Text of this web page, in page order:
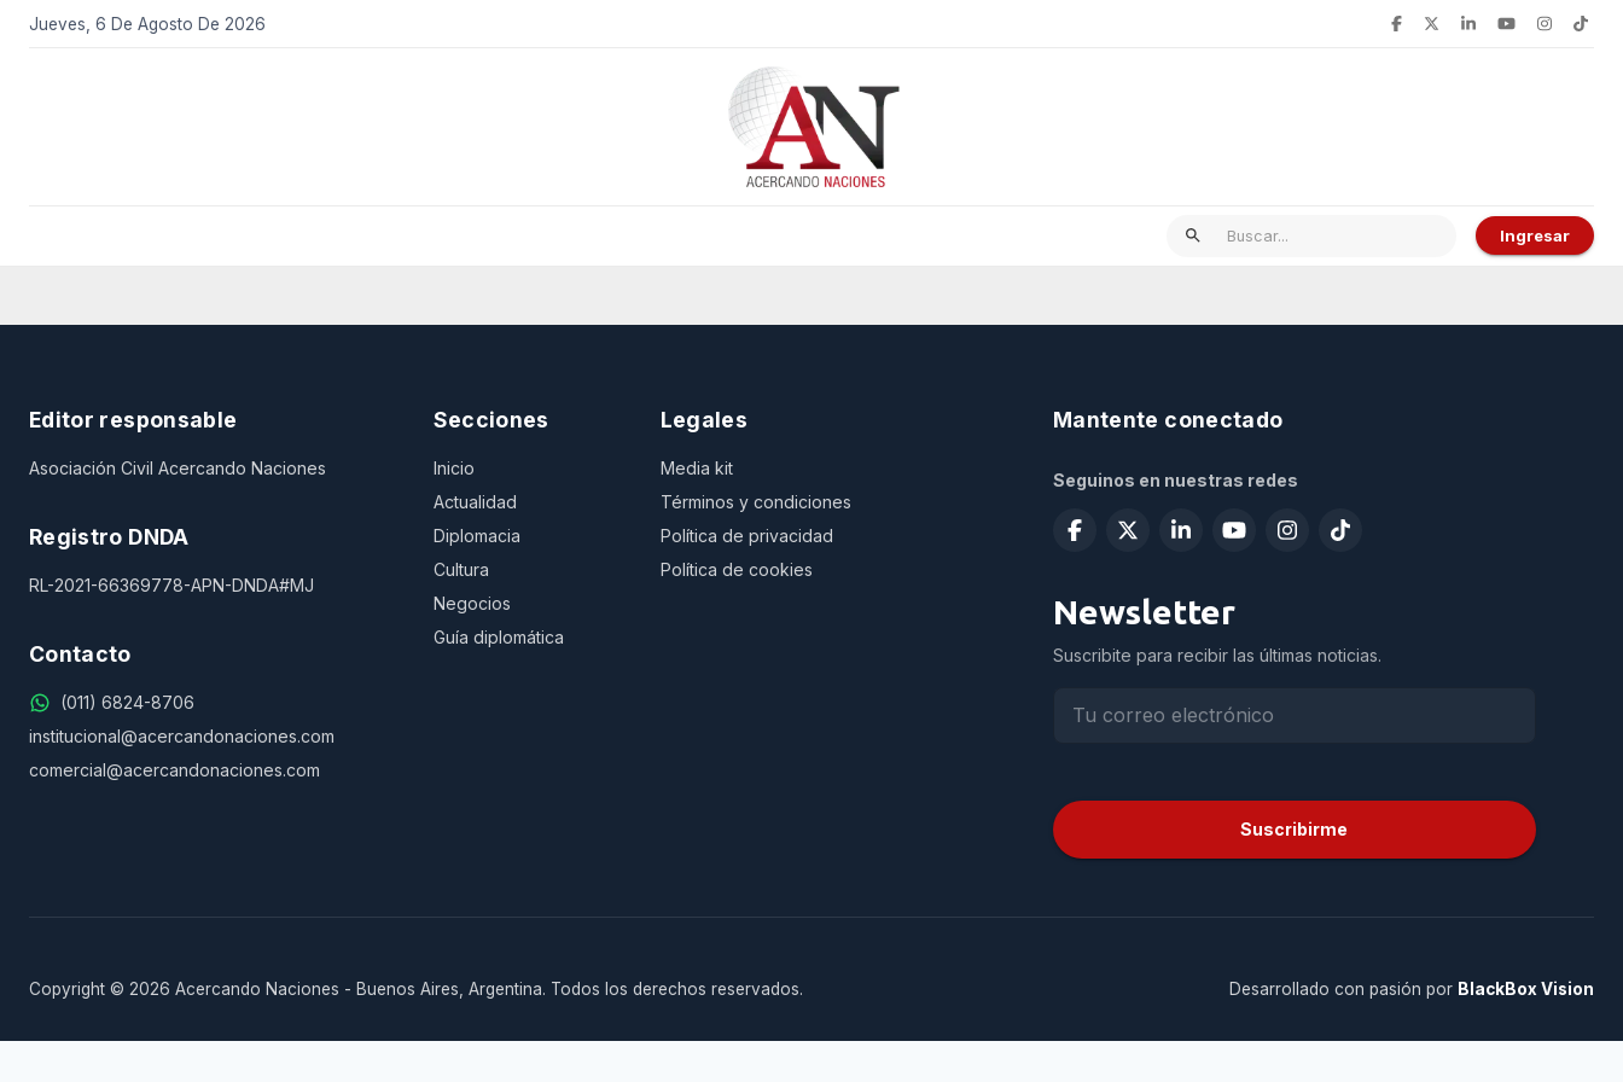
Jueves, 6 De Agosto De 2026
Ingresar
Editor responsable
Asociación Civil Acercando Naciones
Registro DNDA
RL-2021-66369778-APN-DNDA#MJ
Contacto
(011) 6824-8706
institucional@acercandonaciones.com
comercial@acercandonaciones.com
Secciones
Inicio
Actualidad
Diplomacia
Cultura
Negocios
Guía diplomática
Legales
Media kit
Términos y condiciones
Política de privacidad
Política de cookies
Mantente conectado
Seguinos en nuestras redes
Newsletter
Suscribite para recibir las últimas noticias.
Suscribirme
Copyright © 2026 Acercando Naciones - Buenos Aires, Argentina. Todos los derechos reservados. Desarrollado con pasión por BlackBox Vision